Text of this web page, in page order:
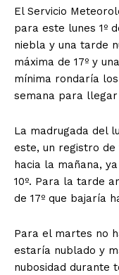
El Servicio
para este lunes 1º
niebla y una tarde
máxima de 17º y
mínima rondaría
semana para llegar
La madrugada del
este, un registro de
hacia la mañana,
10º. Para la tarde
de 17º que bajaría
Para el martes no
estaría nublado y
nubosidad durante